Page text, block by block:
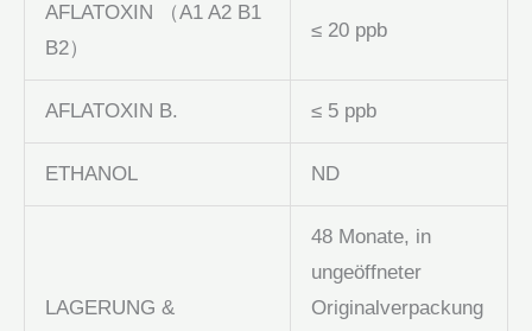
AFLATOXIN （A1 A2 B1
B2）
≤ 20 ppb
AFLATOXIN B. ≤ 5 ppb
ETHANOL ND
LAGERUNG &
48 Monate, in
ungeöffneter
Originalverpackung